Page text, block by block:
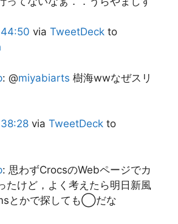
via TweetDeck to
: @miyabiarts 樹海wwなぜスリ
via TweetDeck to
: 思わずCrocsのWebページでカ
たけど，よく考えたら明日新風
とかで探しても◯だな